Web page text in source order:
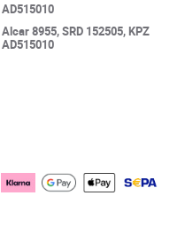
AD515010
Alcar 8955, SRD 152505, KPZ
AD515010